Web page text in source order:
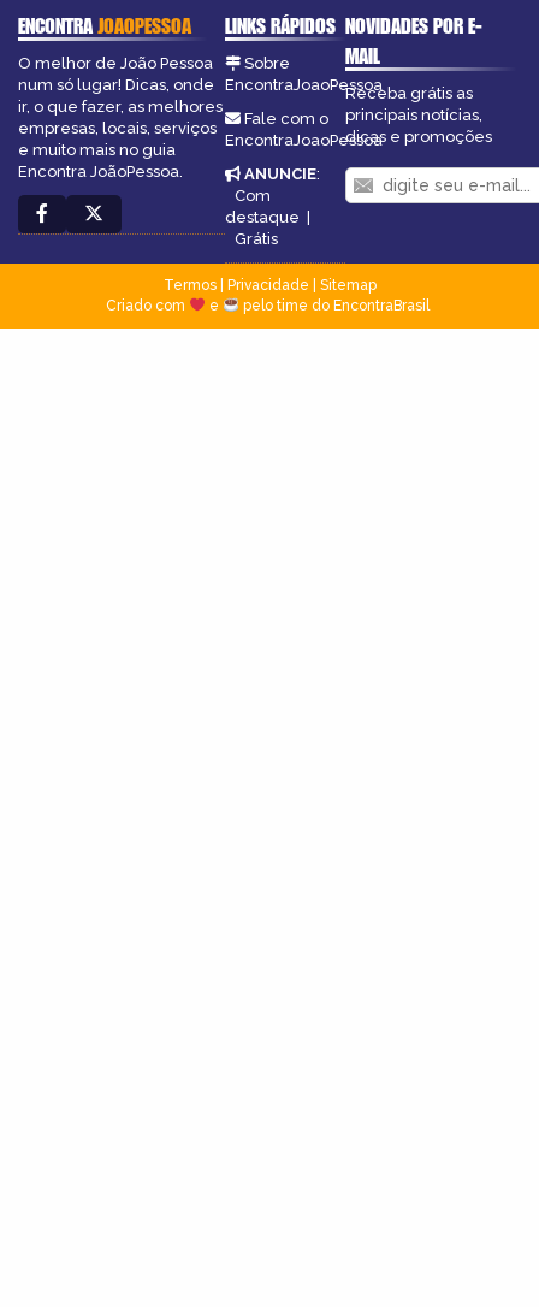
ENCONTRAJOAOPESSOA
O melhor de João Pessoa
num só lugar! Dicas, onde
ir, o que fazer, as melhores
empresas, locais, serviços
e muito mais no guia
Encontra JoãoPessoa.
LINKS RÁPIDOS
Sobre
EncontraJoaoPessoa
Fale com o
EncontraJoaoPessoa
ANUNCIE:
Com
destaque |
Grátis
NOVIDADES POR E-
MAIL
Receba grátis as
principais notícias,
dicas e promoções
Termos| Privacidade
Sitemap
Criado com
e pelo time do EncontraBrasil